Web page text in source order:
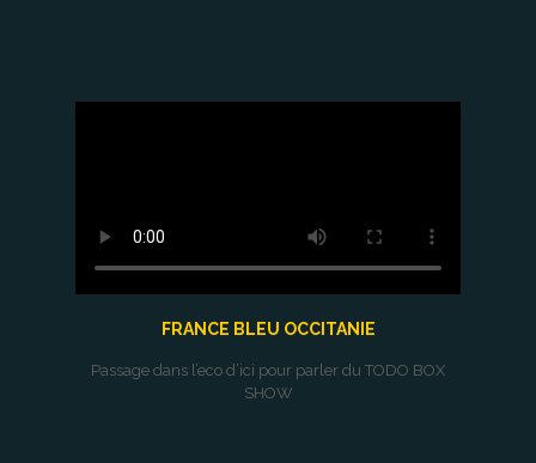
FRANCE BLEU OCCITANIE
Passage dans l’eco d’ici pour parler du TODO BOX
SHOW